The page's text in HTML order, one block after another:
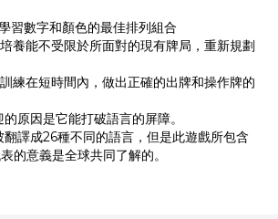
習數字和顏色的最佳排列組合
養能不受限於所面對的現有牌局，重新規劃
練在短時間內，做出正確的出牌和操作牌的
原因是它能打破語言的屏障。
譯成26種不同的語言，但是此遊戲所包含
的意義是全球共同了解的。